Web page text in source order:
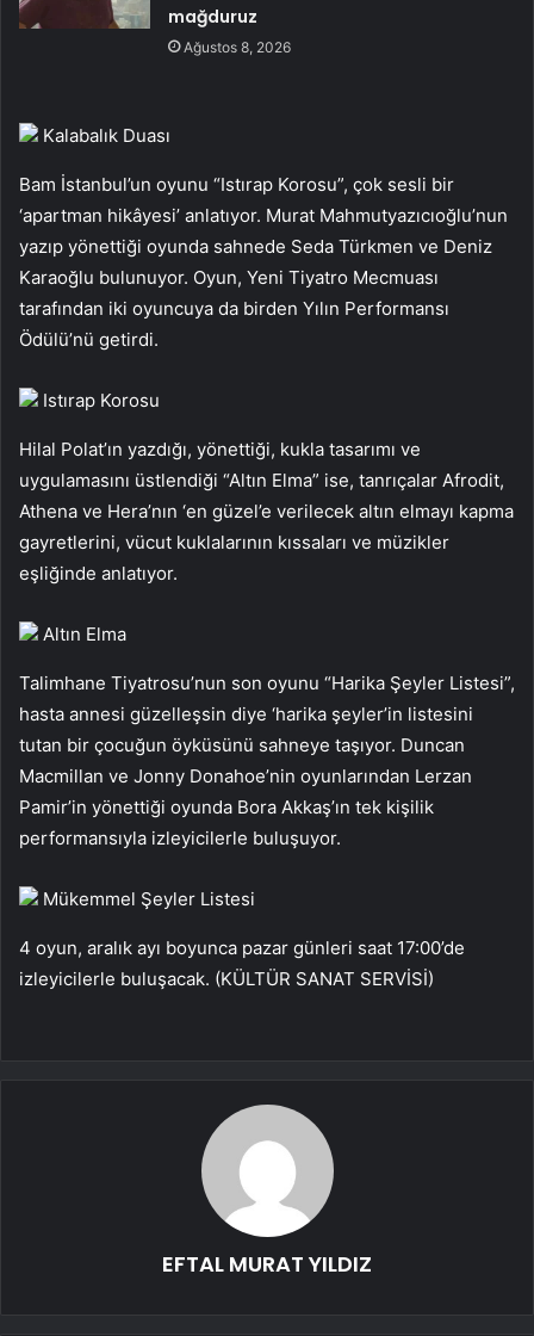
mağduruz
Ağustos 8, 2026
Kalabalık Duası
Bam İstanbul’un oyunu “Istırap Korosu”, çok sesli bir
‘apartman hikâyesi’ anlatıyor. Murat Mahmutyazıcıoğlu’nun
yazıp yönettiği oyunda sahnede Seda Türkmen ve Deniz
Karaoğlu bulunuyor. Oyun, Yeni Tiyatro Mecmuası
tarafından iki oyuncuya da birden Yılın Performansı
Ödülü’nü getirdi.
Istırap Korosu
Hilal Polat’ın yazdığı, yönettiği, kukla tasarımı ve
uygulamasını üstlendiği “Altın Elma” ise, tanrıçalar Afrodit,
Athena ve Hera’nın ‘en güzel’e verilecek altın elmayı kapma
gayretlerini, vücut kuklalarının kıssaları ve müzikler
eşliğinde anlatıyor.
Altın Elma
Talimhane Tiyatrosu’nun son oyunu “Harika Şeyler Listesi”,
hasta annesi güzelleşsin diye ‘harika şeyler’in listesini
tutan bir çocuğun öyküsünü sahneye taşıyor. Duncan
Macmillan ve Jonny Donahoe’nin oyunlarından Lerzan
Pamir’in yönettiği oyunda Bora Akkaş’ın tek kişilik
performansıyla izleyicilerle buluşuyor.
Mükemmel Şeyler Listesi
4 oyun, aralık ayı boyunca pazar günleri saat 17:00’de
izleyicilerle buluşacak. (KÜLTÜR SANAT SERVİSİ)
EFTAL MURAT YILDIZ